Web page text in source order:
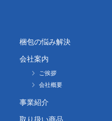
梱包の悩み解決
会社案内
ご挨拶
会社概要
事業紹介
取り扱い商品